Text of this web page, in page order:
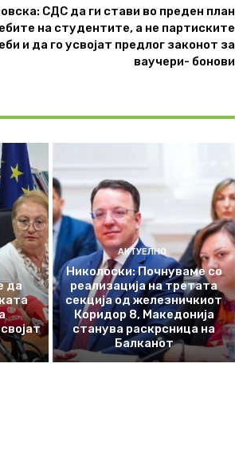
СДС да ги стави во преден план
на студентите, а не партиските
и да го усвојат предлог законот за
ваучери- бонови
да
АКТУЕЛНО
Николоски: Почнуваме со
реализација на третата
секција од железничкиот
Коридор 8, Македонија
станува раскрсница на
Балканот